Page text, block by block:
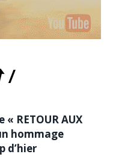
/
« RETOUR AUX
hommage
d’hier